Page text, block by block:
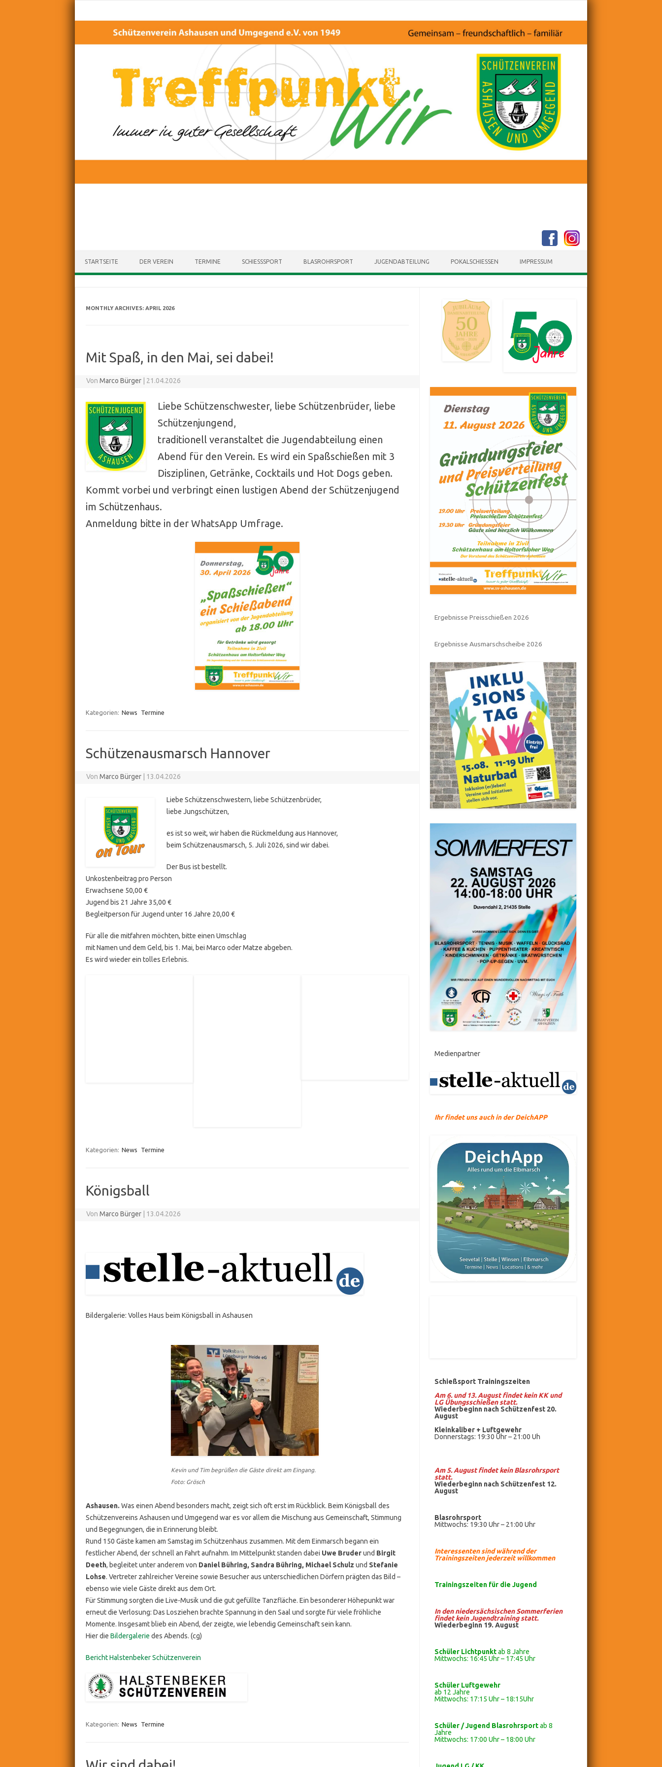
STARTSEITE DER VEREIN TERMINE SCHIESSSPORT BLASROHRSPORT JUGENDABTEILUNG POKALSCHIESSEN IMPRESSUM
MONTHLY ARCHIVES: APRIL 2026
Mit Spaß, in den Mai, sei dabei!
VonMarco Bürger 21.04.2026
Liebe Schützenschwester, liebe Schützenbrüder, liebe
Schützenjungend,
traditionell veranstaltet die Jugendabteilung einen
Abend für den Verein. Es wird ein Spaßschießen mit 3
Disziplinen, Getränke, Cocktails und Hot Dogs geben.
Kommt vorbei und verbringt einen lustigen Abend der Schützenjugend
im Schützenhaus.
Anmeldung bitte in der WhatsApp Umfrage.
Kategorien: News Termine
Schützenausmarsch Hannover
VonMarco Bürger 13.04.2026
Liebe Schützenschwestern, liebe Schützenbrüder,
liebe Jungschützen,
es ist so weit, wir haben die Rückmeldung aus Hannover,
beim Schützenausmarsch, 5. Juli 2026, sind wir dabei.
Der Bus ist bestellt.
Unkostenbeitrag pro Person
Erwachsene 50,00 €
Jugend bis 21 Jahre 35,00 €
Begleitperson für Jugend unter 16 Jahre 20,00 €
Für alle die mitfahren möchten, bitte einen Umschlag
mit Namen und dem Geld, bis 1. Mai, bei Marco oder Matze abgeben.
Es wird wieder ein tolles Erlebnis.
Kategorien: News Termine
Königsball
VonMarco Bürger 13.04.2026
Bildergalerie: Volles Haus beim Königsball in Ashausen
Kevin und Tim begrüßen die Gäste direkt am Eingang.
Foto: Grösch
Ashausen. Was einen Abend besonders macht, zeigt sich oft erst im Rückblick. Beim Königsball des
Schützenvereins Ashausen und Umgegend war es vor allem die Mischung aus Gemeinschaft, Stimmung
und Begegnungen, die in Erinnerung bleibt.
Rund 150 Gäste kamen am Samstag im Schützenhaus zusammen. Mit dem Einmarsch begann ein
festlicher Abend, der schnell an Fahrt aufnahm. Im Mittelpunkt standen dabei Uwe Bruderund Birgit
Deeth, begleitet unter anderem von Daniel Bühring, Sandra Bühring, Michael Schulz und Stefanie
Lohse. Vertreter zahlreicher Vereine sowie Besucher aus unterschiedlichen Dörfern prägten das Bild –
ebenso wie viele Gäste direkt aus dem Ort.
Für Stimmung sorgten die Live-Musik und die gut gefüllte Tanzfläche. Ein besonderer Höhepunkt war
erneut die Verlosung: Das Losziehen brachte Spannung in den Saal und sorgte für viele fröhliche
Momente. Insgesamt blieb ein Abend, der zeigte, wie lebendig Gemeinschaft sein kann.
Hier die Bildergalerie des Abends. (cg)
Bericht Halstenbeker Schützenverein
Kategorien: News Termine
Ergebnisse Preisschießen 2026
Ergebnisse Ausmarschscheibe 2026
Medienpartner
Ihr findet uns auch in der DeichAPP
Schießsport Trainingszeiten
Am 6. und 13. August findet kein KK und
LG Übungsschießen statt.
Wiederbeginn nach Schützenfest 20.
August
Kleinkaliber + Luftgewehr
Donnerstags: 19:30 Uhr – 21:00 Uh
Am 5. August findet keinBlasrohrsport
statt.
Wiederbeginn nach Schützenfest 12.
August
Blasrohrsport
Mittwochs: 19:30 Uhr – 21:00 Uhr
Interessenten sind während der
Trainingszeiten jederzeit willkommen
Trainingszeiten für die Jugend
In den niedersächsischen Sommerferien
findet kein Jugendtraining statt.
Wiederbeginn 19. August
Schüler Lichtpunktab 8 Jahre
Mittwochs: 16:45 Uhr – 17:45 Uhr
Schüler Luftgewehr
ab 12 Jahre
Mittwochs: 17:15 Uhr – 18:15Uhr
Schüler / Jugend Blasrohrsportab 8
Jahre
Mittwochs: 17:00 Uhr – 18:00 Uhr